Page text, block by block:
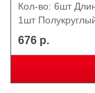
Кол-во: 6шт
1шт
676 р.